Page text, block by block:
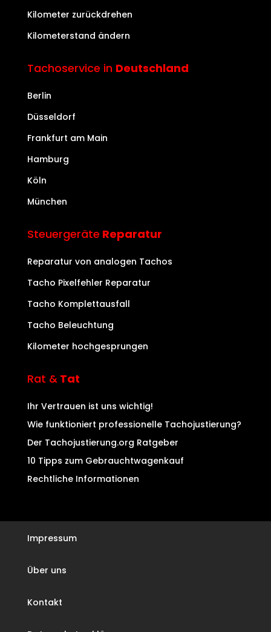
Kilometer zurückdrehen
Kilometerstand ändern
Tachoservice in Deutschland
Berlin
Düsseldorf
Frankfurt am Main
Hamburg
Köln
München
Steuergeräte Reparatur
Reparatur von analogen Tachos
Tacho Pixelfehler Reparatur
Tacho Komplettausfall
Tacho Beleuchtung
Kilometer hochgesprungen
Rat &Tat
Ihr Vertrauen ist uns wichtig!
Wie funktioniert professionelle Tachojustierung?
Der Tachojustierung.org Ratgeber
10 Tipps zum Gebrauchtwagenkauf
Rechtliche Informationen
Impressum
Über uns
Kontakt